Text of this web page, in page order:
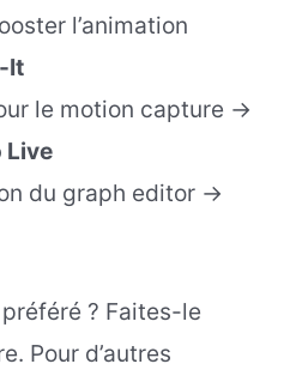
l’animation
It
le motion capture →
Live
du graph editor →
? Faites-le
Pour d’autres